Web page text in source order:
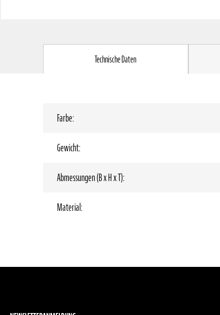
Technische Daten
Farbe:
Gewicht:
Abmessungen (B x H x T):
Material: